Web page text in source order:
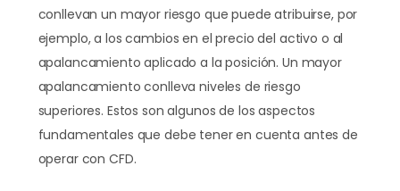
conllevan un mayor riesgo que puede atribuirse, por
ejemplo, a los cambios en el precio del activo o al
apalancamiento aplicado a la posición. Un mayor
apalancamiento conlleva niveles de riesgo
superiores. Estos son algunos de los aspectos
fundamentales que debe tener en cuenta antes de
operar con CFD.